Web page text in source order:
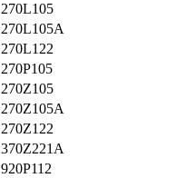
270L105
270L105A
270L122
270P105
270Z105
270Z105A
270Z122
370Z221A
920P112